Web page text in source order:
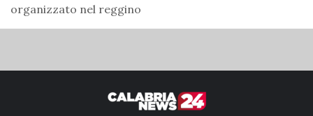
organizzato nel reggino